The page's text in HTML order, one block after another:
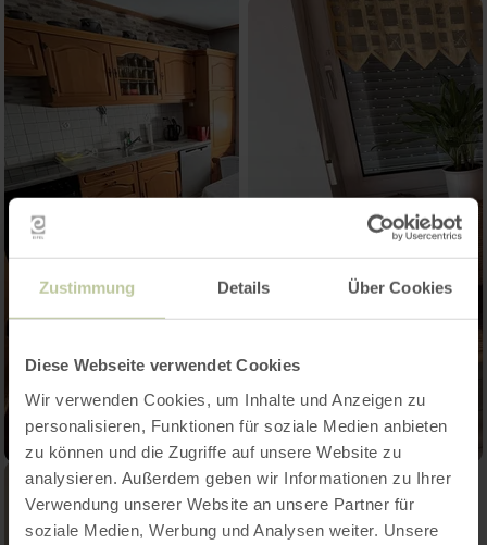
Zustimmung Details Über Cookies
Diese Webseite verwendet Cookies
Wir verwenden Cookies, um Inhalte und Anzeigen zu
personalisieren, Funktionen für soziale Medien anbieten
zu können und die Zugriffe auf unsere Website zu
analysieren. Außerdem geben wir Informationen zu Ihrer
Verwendung unserer Website an unsere Partner für
soziale Medien, Werbung und Analysen weiter. Unsere